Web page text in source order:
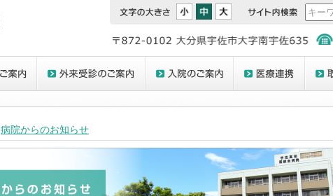
病院からのお知らせ